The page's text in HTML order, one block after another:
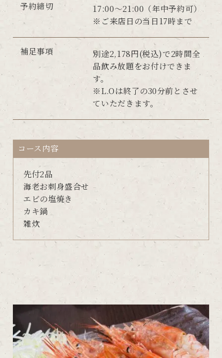
予約締切
17:00～21:00（年中予約可）
※ご来店日の当日17時まで
補足事項
別途2,178円(税込)で2時間全
品飲み放題をお付けできま
す。
※L.Oは終了の30分前とさせ
ていただきます。
コース内容
先付2品
海老お刺身盛合せ
エビの塩焼き
カキ鍋
雑炊